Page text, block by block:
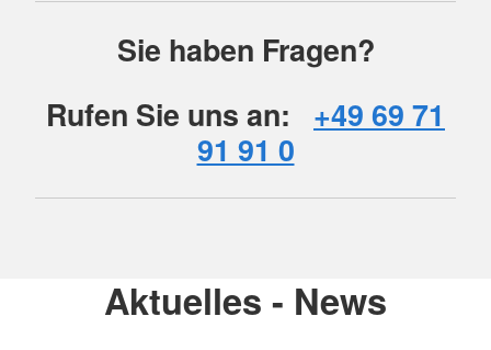
Sie haben Fragen?
Rufen Sie uns an:
+49 69 71
91 91 0
Aktuelles - News